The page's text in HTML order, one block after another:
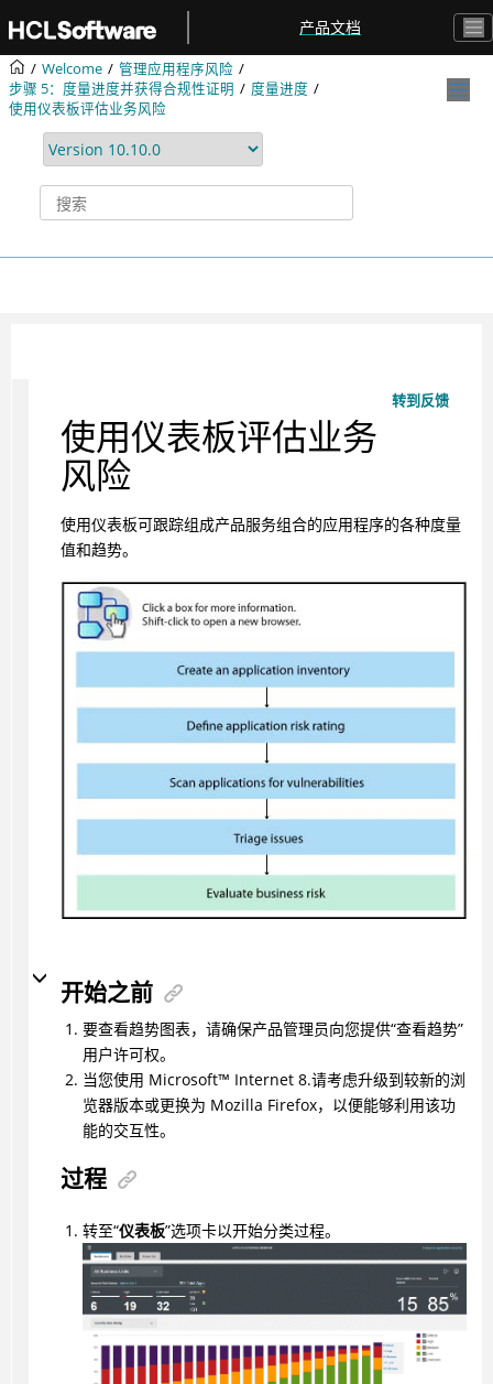
产品文档
Welcome
管理应用程序风险
步骤 5：度量进度并获得合规性证明
度量进度
使用仪表板评估业务风险
转到反馈
使用仪表板评估业务
风险
使用仪表板可跟踪组成产品服务组合的应用程序的各种度量
值和趋势。
开始之前
要查看趋势图表，请确保产品管理员向您提供“查看趋势”
用户许可权。
当您使用 Microsoft™ Internet 8.请考虑升级到较新的浏
览器版本或更换为 Mozilla Firefox，以便能够利用该功
能的交互性。
过程
转至“仪表板”选项卡以开始分类过程。